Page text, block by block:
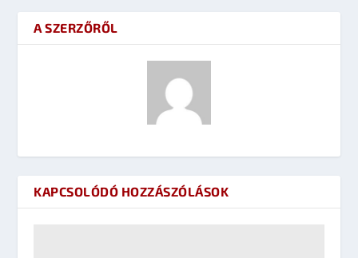
A SZERZŐRŐL
KAPCSOLÓDÓ HOZZÁSZÓLÁSOK